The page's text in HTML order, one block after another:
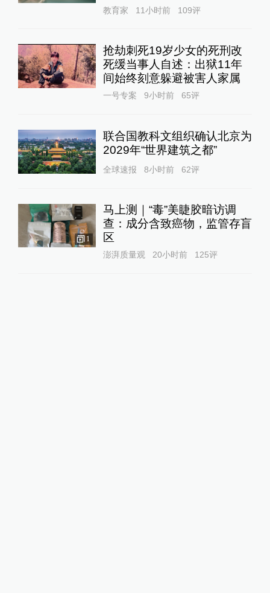
教育家 11小时前 109评
抢劫刺死19岁少女的死刑改
死缓当事人自述：出狱11年
间始终刻意躲避被害人家属
一号专案 9小时前 65评
联合国教科文组织确认北京为
2029年“世界建筑之都”
全球速报 8小时前 62评
1
马上测｜“毒”美睫胶暗访调
查：成分含致癌物，监管存盲
区
澎湃质量观 20小时前 125评